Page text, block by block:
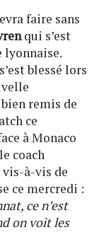
faire sans
qui s’est
lyonnaise.
blessé lors
remis de
ce
à Monaco
coach
à-vis de
ce mercredi :
ce n’est
on voit les